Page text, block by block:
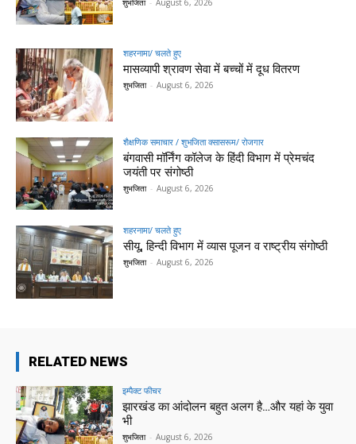
शुभजिता - August 6, 2026
शहरनामा/ चलते हुए
मासव्यापी श्रावण सेवा में बच्चों में दूध वितरण
शुभजिता - August 6, 2026
शैक्षणिक समाचार / शुभजिता क्सासरूम/ रोजगार
बंगवासी मॉर्निंग कॉलेज के हिंदी विभाग में प्रेमचंद
जयंती पर संगोष्ठी
शुभजिता - August 6, 2026
शहरनामा/ चलते हुए
सीयू, हिन्दी विभाग में व्यास पूजन व राष्ट्रीय संगोष्ठी
शुभजिता - August 6, 2026
RELATED NEWS
इम्पैक्ट फीचर
झारखंड का आंदोलन बहुत अलग है…और यहां के युवा
भी
शुभजिता - August 6, 2026